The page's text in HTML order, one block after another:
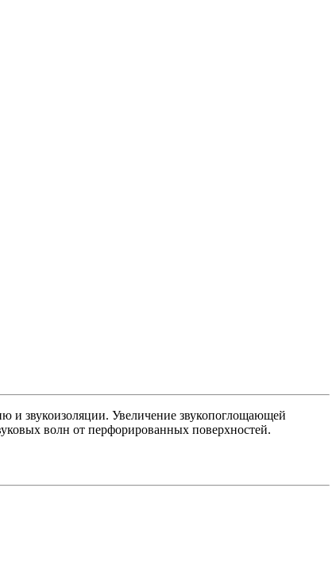
и звукоизоляции. Увеличение звукопоглощающей
волн от перфорированных поверхностей.